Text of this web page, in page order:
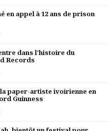
en appel à 12 ans de prison
dans l’histoire du
Records
paper-artiste ivoirienne en
Guinness